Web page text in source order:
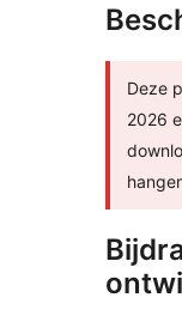
Deze
2026